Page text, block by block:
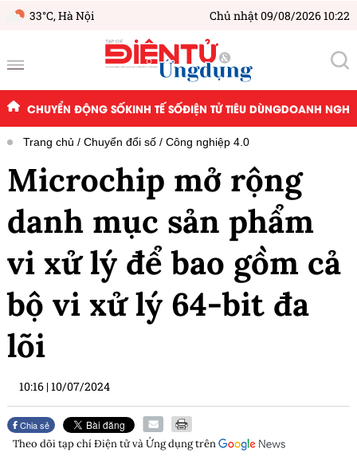
33°C,Hà Nội Chủ nhật 09/08/2026 10:22
CHUYỂN ĐỘNG SỐKINH TẾ SỐĐIỆN TỬ TIÊU DÙNGDOANH
Trang chủ Chuyển đổi số Công nghiệp 4.0
Microchip mở rộng
danh mục sản phẩm
vi xử lý để bao gồm cả
bộ vi xử lý 64-bit đa
lõi
10:16 |10/07/2024
Chia sẻ
Theo dõi tạp chíĐiện tử và Ứng dụngtrên